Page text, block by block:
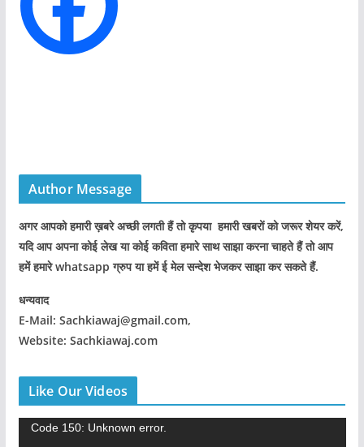
s
Author Message
अगर आपको हमारी ख़बरे अच्छी लगती हैं तो कृपया हमारी खबरों को जरूर शेयर करें,
यदि आप अपना कोई लेख या कोई कविता हमारे साथ साझा करना चाहते हैं तो आप
हमें हमारे whatsapp ग्रुप या हमें ई मेल सन्देश भेजकर साझा कर सकते हैं.
धन्यवाद
E-Mail: Sachkiawaj@gmail.com,
Website: Sachkiawaj.com
Like Our Videos
Code 150: Unknown error.